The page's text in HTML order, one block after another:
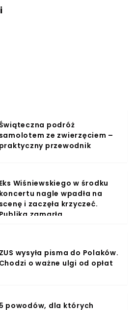
podróż
samolotem ze zwierzęciem –
praktyczny przewodnik
Eks Wiśniewskiego w środku
koncertu nagle wpadła na
scenę i zaczęła krzyczeć.
Publika zamarła
ZUS wysyła pisma do Polaków.
Chodzi o ważne ulgi od opłat
5 powodów, dla których